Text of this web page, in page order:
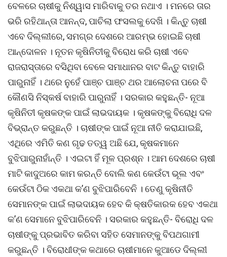
ବେଳରେ ଚାଷୀକୁ ନିଶ୍ୱାସ ମାରିବାକୁ ତର ନଥାଏ । ମନରେ ତାର
ଭରି ରହିଥାନ୍ତା ଆନନ୍ଦ, ପାଚିଲା ଫସଲକୁ ଦେଖି । କିନ୍ତୁ ଚାଷୀ
ଏବେ ଦିଲ୍ଲୀରେ, ସମଗ୍ର ଦେଶରେ ଆରମ୍ଭ ହୋଇଛି ଚାଷୀ
ଆନ୍ଦୋଳନ । ନୂତନ କୃଷିନିତୀକୁ ବିରୋଧ କରି ଚାଷୀ ଏବେ
ରାଜରାସ୍ତାରେ ବସିଥିବା ବେଳେ ସମାଧାନର ବାଟ କିନ୍ତୁ ବାହାରି
ପାରୁନାହିଁ । ଥରେ ନୁହେଁ ପାଞ୍ଚ ପାଞ୍ଚ ଥର ଆଲୋଚନା ପରେ ବି
କୌଣସି ନିସ୍କର୍ଷ ବାହାରି ପାରୁନାହିଁ । ସରକାର କହୁଛନ୍ତି- ନୂଆ
କୃଷିନିତୀ କୃଷକଙ୍କ ପାଇଁ ଲାଭଦାୟକ । କୃଷକଙ୍କୁ ବିରୋଧି ଦଳ
ବିଭ୍ରାନ୍ତ କରୁଛନ୍ତି । ଚାଷୀଙ୍କ ପାଇଁ ନୂଆ ନୀତି କରାଯାଇଛି,
ଏଥିରେ ଏମିତି କଣ ଗୃଢ ତତ୍ୱ ଅଛି ଯେ, କୃଷକମାନେ
ବୁଝିପାରୁନାହାଁନ୍ତି । ଏଇଟା ହିଁ ମୂଳ ପ୍ରଶ୍ନ । ଆମ ଦେଶରେ ଚାଷୀ
ମାଟି କାଦୁଅରେ କାମ କରନ୍ତି ବୋଲି କଣ କେଉଁଟା ଭୂଲ ଏବଂ
କେଉଁଟା ଠିକ ଏକଥା କ’ଣ ବୁଝିପାରିବେନି । ତେଣୁ କୃଷିନୀତି
ସେମାନଙ୍କ ପାଇଁ ଲାଭଦାୟକ ହେବ କି କ୍ଷତିକାରକ ହେବ ଏକଥା
କ’ଣ ସେମାନେ ବୁଝିପାରିବେନି । ସରକାର କହୁଛନ୍ତି- ବିରୋଧି ଦଳ
ଚାଷୀଙ୍କୁ ପ୍ରଭାବିତ କରିବା ସହିତ ସେମାନଙ୍କୁ ବିପଥଗାମୀ
କରୁଛନ୍ତି । ବିରୋଧୀଙ୍କ କଥାରେ ଚାଷୀମାନେ କୁଆଡେ ଦିଲ୍ଲୀ